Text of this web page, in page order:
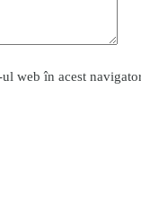
web în acest